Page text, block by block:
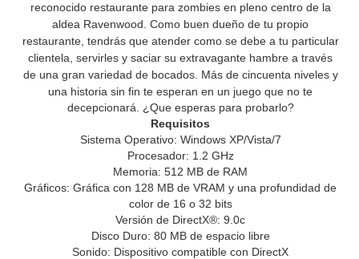
reconocido restaurante para zombies en pleno centro de la
aldea Ravenwood. Como buen dueño de tu propio
restaurante, tendrás que atender como se debe a tu particular
clientela, servirles y saciar suextravagante hambre a través
de una gran variedad de bocados. Más de cincuenta niveles y
una historia sin fin te esperan en un juego que no te
decepcionará. ¿Que esperas para probarlo?
Requisitos
Sistema Operativo: Windows XP/Vista/7
Procesador: 1.2 GHz
Memoria: 512 MB de RAM
Gráficos: Gráfica con 128 MB de VRAM y una profundidad de
color de 16 o 32 bits
Versión de DirectX®: 9.0c
Disco Duro: 80 MB de espacio libre
Sonido: Dispositivo compatible con DirectX